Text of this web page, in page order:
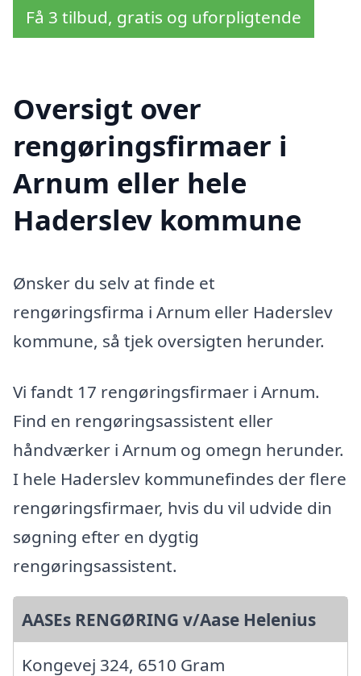
Få 3 tilbud, gratis og uforpligtende
Oversigt over
rengøringsfirmaer i
Arnum eller hele
Haderslev kommune
Ønsker du selv at finde et
rengøringsfirma i Arnum eller Haderslev
kommune, så tjek oversigten herunder.
Vi fandt 17 rengøringsfirmaer i Arnum.
Find en rengøringsassistent eller
håndværker i Arnum og omegn herunder.
I hele Haderslev kommunefindes der flere
rengøringsfirmaer, hvis du vil udvide din
søgning efter en dygtig
rengøringsassistent.
AASEs RENGØRING v/Aase Helenius
Kongevej 324, 6510 Gram